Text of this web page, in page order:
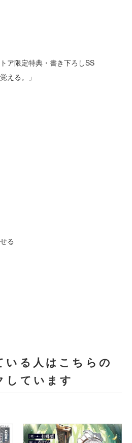
ア限定特典・書き下ろしSS
える。」
る
いる人はこちらの
しています